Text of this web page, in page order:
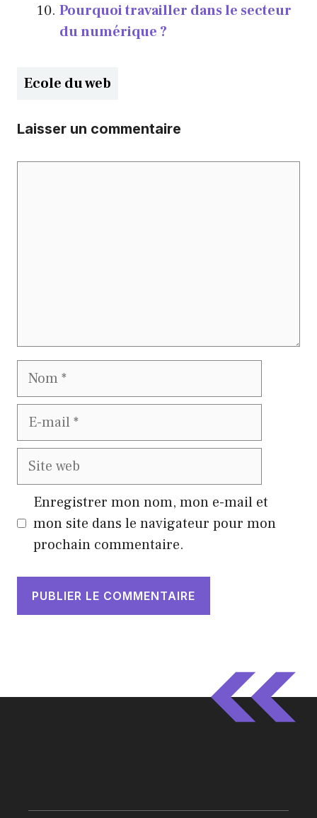
Pourquoi travailler dans le secteur
du numérique ?
Catégories
Ecole du web
Laisser un commentaire
Nom
E-
Site
Enregistrer mon nom, mon e-mail et
mon site dans le navigateur pour mon
prochain commentaire.